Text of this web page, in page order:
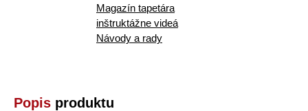
Magazín tapetára
inštruktážne videá
Návody a rady
Popis produktu